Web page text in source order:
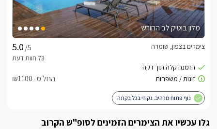
מלון בוטיק לב החורש
/5
צימרים בצפון, שומרה
החל מ- ₪1100
נוף פתוח מרהיב. גקוזי בכל בקתה
גלו עכשיו את הצימרים הזמינים לסופ"ש הקרוב